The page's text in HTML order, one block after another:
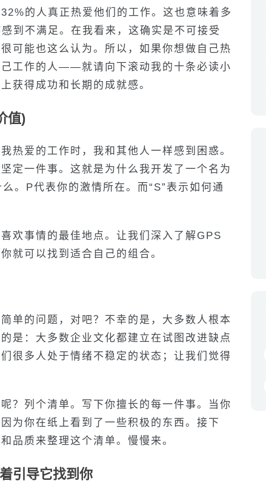
的人真正热爱他们的工作。这也意味着多
到不满足。在我看来，这确实是不可接受
可能也这么认为。所以，如果你想做自己热
工作的人——就请向下滚动我的十条必读小
获得成功和长期的成就感。
值)
热爱的工作时，我和其他人一样感到困惑。
定一件事。这就是为什么我开发了一个名为
。P代表你的激情所在。而“S”表示如何通
欢事情的最佳地点。让我们深入了解GPS
就可以找到适合自己的组合。
单的问题，对吧？不幸的是，大多数人根本
是：大多数企业文化都建立在试图改进缺点
很多人处于情绪不稳定的状态；让我们觉得
？列个清单。写下你擅长的每一件事。当你
为你在纸上看到了一些积极的东西。接下
品质来整理这个清单。慢慢来。
引导它找到你